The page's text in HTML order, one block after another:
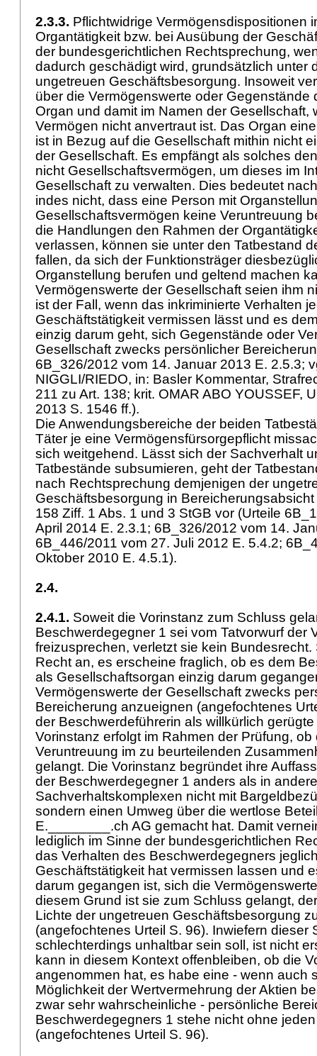
2.3.3. Pflichtwidrige Vermögensdispositionen
Organtätigkeit bzw. bei Ausübung der
der bundesgerichtlichen Rechtsprechung,
dadurch geschädigt wird, grundsätzlich unter
ungetreuen Geschäftsbesorgung. Insoweit
über die Vermögenswerte oder Gegenstände
Organ und damit im Namen der Gesellschaft,
Vermögen nicht anvertraut ist. Das Organ
ist in Bezug auf die Gesellschaft mithin nicht
der Gesellschaft. Es empfängt als solches
nicht Gesellschaftsvermögen, um dieses im
Gesellschaft zu verwalten. Dies bedeutet
indes nicht, dass eine Person mit
Gesellschaftsvermögen keine Veruntreuung
die Handlungen den Rahmen der
verlassen, können sie unter den Tatbestand
fallen, da sich der Funktionsträger
Organstellung berufen und geltend machen
Vermögenswerte der Gesellschaft seien ihm
ist der Fall, wenn das inkriminierte Verhalten
Geschäftstätigkeit vermissen lässt und es
einzig darum geht, sich Gegenstände oder
Gesellschaft zwecks persönlicher
6B_326/2012 vom 14. Januar 2013 E. 2.5.3;
NIGGLI/RIEDO, in: Basler Kommentar,
211 zu Art. 138; krit. OMAR ABO YOUSSEF,
2013 S. 1546 ff.).
Die Anwendungsbereiche der beiden
Täter je eine Vermögensfürsorgepflicht
sich weitgehend. Lässt sich der Sachverhalt
Tatbestände subsumieren, geht der
nach Rechtsprechung demjenigen der
Geschäftsbesorgung in
158 Ziff. 1 Abs. 1 und 3 StGB vor (Urteile
April 2014 E. 2.3.1; 6B_326/2012 vom 14.
6B_446/2011 vom 27. Juli 2012 E. 5.4.2;
Oktober 2010 E. 4.5.1).
2.4.
2.4.1. Soweit die Vorinstanz zum Schluss
Beschwerdegegner 1 sei vom Tatvorwurf der
freizusprechen, verletzt sie kein Bundesrecht.
Recht an, es erscheine fraglich, ob es dem
als Gesellschaftsorgan einzig darum
Vermögenswerte der Gesellschaft zwecks
Bereicherung anzueignen (angefochtenes
der Beschwerdeführerin als willkürlich
Vorinstanz erfolgt im Rahmen der Prüfung, ob
Veruntreuung im zu beurteilenden
gelangt. Die Vorinstanz begründet ihre
der Beschwerdegegner 1 anders als in
Sachverhaltskomplexen nicht mit
sondern einen Umweg über die wertlose
E.________.ch AG gemacht hat. Damit
lediglich im Sinne der bundesgerichtlichen
das Verhalten des Beschwerdegegners
Geschäftstätigkeit hat vermissen lassen und
darum gegangen ist, sich die
diesem Grund ist sie zum Schluss gelangt,
Lichte der ungetreuen Geschäftsbesorgung
(angefochtenes Urteil S. 96). Inwiefern dieser
schlechterdings unhaltbar sein soll, ist nicht
kann in diesem Kontext offenbleiben, ob die
angenommen hat, es habe eine - wenn auch
Möglichkeit der Wertvermehrung der Aktien
zwar sehr wahrscheinliche - persönliche
Beschwerdegegners 1 stehe nicht ohne
(angefochtenes Urteil S. 96).